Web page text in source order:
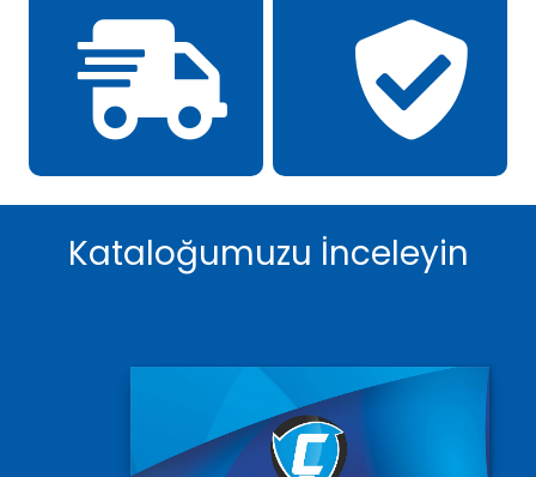
Kataloğumuzu İnceleyin